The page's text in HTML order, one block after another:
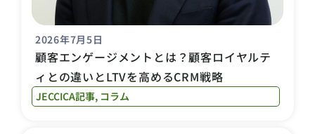
2026年7月5日
顧客エンゲージメントとは？顧客ロイヤルテ
ィとの違いとLTVを高めるCRM戦略
JECCICA記事, コラム